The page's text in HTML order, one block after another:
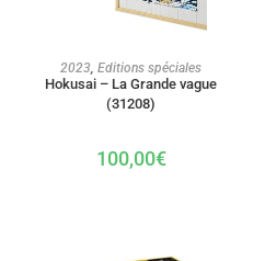
AJOUTER AU PANIER
2023, Editions spéciales
Hokusai – La Grande vague
(31208)
100,00€